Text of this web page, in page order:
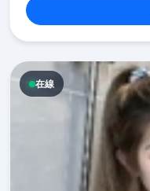
在線